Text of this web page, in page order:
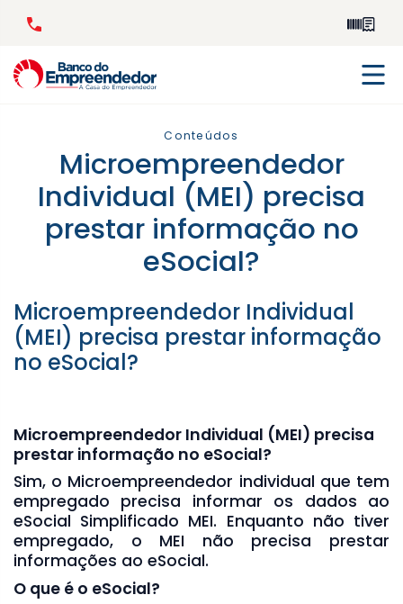
Conteúdos
Microempreendedor
Individual (MEI) precisa
prestar informação no
eSocial?
Microempreendedor Individual
(MEI) precisa prestar informação
no eSocial?
Microempreendedor Individual (MEI) precisa
prestar informação no eSocial?
Sim, o Microempreendedor individual que tem
empregado precisa informar os dados ao
eSocial Simplificado MEI. Enquanto não tiver
empregado, o MEI não precisa prestar
informações ao eSocial.
O que é o eSocial?